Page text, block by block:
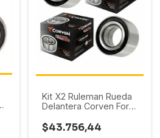
Kit X2 Ruleman Rueda
Delantera Corven Ford
Ka (39X72X37) S/ABS
$43.756,44